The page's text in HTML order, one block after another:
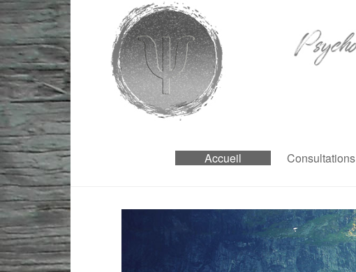
Accueil Consultations